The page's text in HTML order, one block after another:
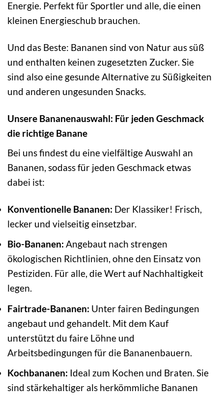
Energie. Perfekt für Sportler und alle, die einen
kleinen Energieschub brauchen.
Und das Beste: Bananen sind von Natur aus süß
und enthalten keinen zugesetzten Zucker. Sie
sind also eine gesunde Alternative zu Süßigkeiten
und anderen ungesunden Snacks.
Unsere Bananenauswahl: Für jeden Geschmack
die richtige Banane
Bei uns findest du eine vielfältige Auswahl an
Bananen, sodass für jeden Geschmack etwas
dabei ist:
Konventionelle Bananen: Der Klassiker! Frisch,
lecker und vielseitig einsetzbar.
Bio-Bananen: Angebaut nach strengen
ökologischen Richtlinien, ohne den Einsatz von
Pestiziden. Für alle, die Wert auf Nachhaltigkeit
legen.
Fairtrade-Bananen: Unter fairen Bedingungen
angebaut und gehandelt. Mit dem Kauf
unterstützt du faire Löhne und
Arbeitsbedingungen für die Bananenbauern.
Kochbananen: Ideal zum Kochen und Braten. Sie
sind stärkehaltiger als herkömmliche Bananen